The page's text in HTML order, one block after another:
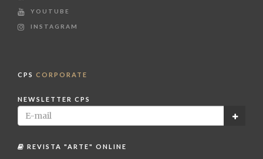
YOUTUBE
INSTAGRAM
CPS CORPORATE
NEWSLETTER CPS
REVISTA "ARTE" ONLINE